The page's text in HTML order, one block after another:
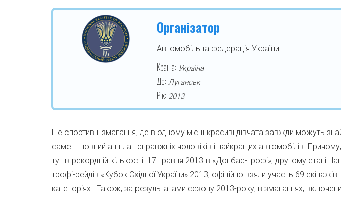
Організатор
Автомобільна федерація України
Країна: Україна
Де: Луганськ
Рік: 2013
Це спортивні змагання, де в одному місці красиві дівчата завжди можуть
саме – повний аншлаг справжніх чоловіків і найкращих автомобілів.
тут в рекордній кількості. 17 травня 2013 в «Донбас-трофі», другому етапі
трофі-рейдів «Кубок Східної України» 2013, офіційно взяли участь 69 екіпажів
категоріях. Також, за результатами сезону 2013-року, в змаганнях,